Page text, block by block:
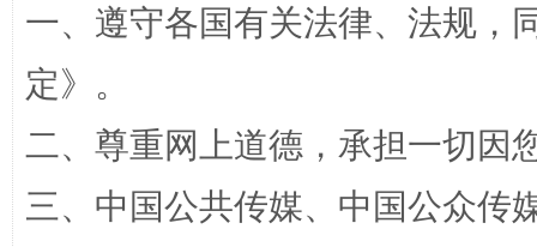
一、遵守各国有关法律、法规，
定》。
二、尊重网上道德，承担一切因
三、中国公共传媒、中国公众传